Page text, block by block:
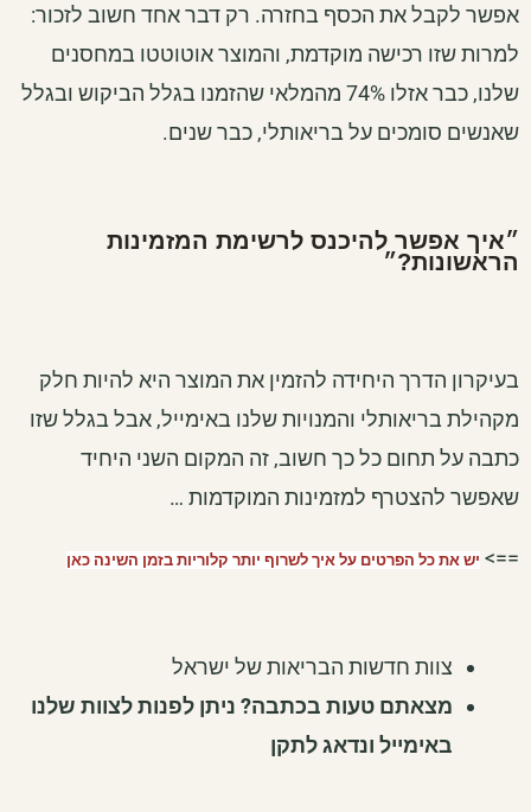
אפשר לקבל את הכסף בחזרה. רק דבר אחד חשוב לזכור:
למרות שזו רכישה מוקדמת, והמוצר אוטוטטו במחסנים
שלנו, כבר אזלו 74% מהמלאי שהזמנו בגלל הביקוש ובגלל
שאנשים סומכים על בריאותלי, כבר שנים.
״איך אפשר להיכנס לרשימת המזמינות
הראשונות?״
בעיקרון הדרך היחידה להזמין את המוצר היא להיות חלק
מקהילת בריאותלי והמנויות שלנו באימייל, אבל בגלל שזו
כתבה על תחום כל כך חשוב, זה המקום השני היחיד
שאפשר להצטרף למזמינות המוקדמות …
==> יש את כל הפרטים על איך לשרוף יותר קלוריות בזמן השינה כאן
צוות חדשות הבריאות של ישראל
מצאתם טעות בכתבה? ניתן לפנות לצוות שלנו
באימייל ונדאג לתקן